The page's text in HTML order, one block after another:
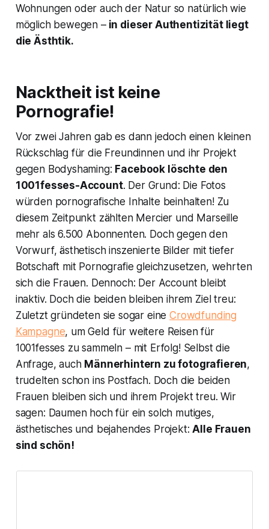
Wohnungen oder auch der Natur so natürlich wie
möglich bewegen –in dieser Authentizität liegt
die Ästhtik.
Nacktheit ist keine
Pornografie!
Vor zwei Jahren gab es dann jedoch einen kleinen
Rückschlag für die Freundinnen und ihr Projekt
gegen Bodyshaming: Facebook löschte den
1001fesses-Account. Der Grund: Die Fotos
würden pornografische Inhalte beinhalten! Zu
diesem Zeitpunkt zählten Mercier und Marseille
mehr als 6.500 Abonnenten. Doch gegen den
Vorwurf, ästhetisch inszenierte Bilder mit tiefer
Botschaft mit Pornografie gleichzusetzen, wehrten
sich die Frauen. Dennoch: Der Account bleibt
inaktiv. Doch die beiden bleiben ihrem Ziel treu:
Zuletzt gründeten sie sogar eineCrowdfunding
Kampagne, um Geld für weitere Reisen für
1001fesses zu sammeln – mit Erfolg! Selbst die
Anfrage, auch Männerhintern zu fotografieren,
trudelten schon ins Postfach. Doch die beiden
Frauen bleiben sich und ihrem Projekt treu. Wir
sagen: Daumen hoch für ein solch mutiges,
ästhetisches und bejahendes Projekt:Alle Frauen
sind schön!